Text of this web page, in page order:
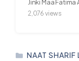
2,076 views
CATEGORIES
NAAT SHARIF